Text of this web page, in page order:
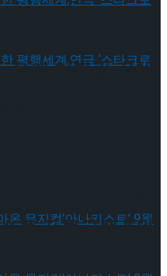
한 평행세계,연극 ‘스
한 평행세계,연극 ‘스
주연..뮤지컬 ‘안
오랜 기다림 끝에
80회 피겨스케
트 프로그램 5위